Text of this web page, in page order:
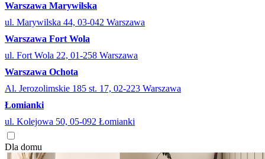
Warszawa Marywilska
ul. Marywilska 44, 03-042 Warszawa
Warszawa Fort Wola
ul. Fort Wola 22, 01-258 Warszawa
Warszawa Ochota
Al. Jerozolimskie 185 st. 17, 02-223 Warszawa
Łomianki
ul. Kolejowa 50, 05-092 Łomianki
Dla domu